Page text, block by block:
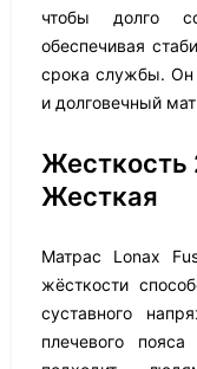
чтобы долго
обеспечивая
срока службы. Он
и долговечный
Жесткость
Жесткая
Матрас Lonax
жёсткости
суставного
плечевого